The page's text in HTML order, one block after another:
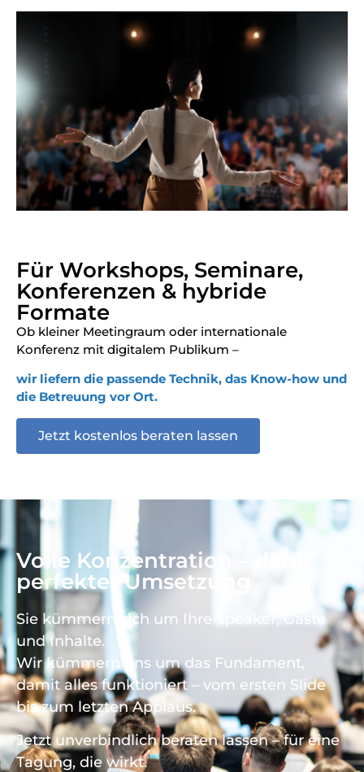
Für Workshops, Seminare,
Konferenzen & hybride
Formate
Ob kleiner Meetingraum oder internationale
Konferenz mit digitalem Publikum –
wir liefern die passende Technik, das Know-how und
die Betreuung vor Ort.
Jetzt kostenlos beraten lassen
Volle Konzentration – dank
perfekter Umsetzung
Sie kümmern sich um Ihre Speaker, Gäste
und Inhalte.
Wir kümmern uns um das Fundament,
damit alles funktioniert – vom ersten Slide
bis zum letzten Applaus.
Jetzt unverbindlich beraten lassen – für eine
Tagung, die wirkt.